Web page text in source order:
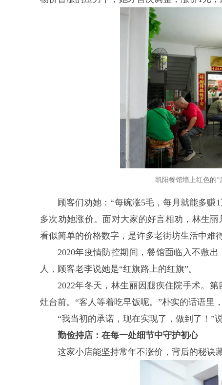
凯阳餐馆墙上红色的“
顾客们劝她：“每碗涨5毛，每月就能多赚
多次劝她涨价。面对大家的好言相劝，林生
看似简单的价格数字，是许多老街坊生活中难
2020年疫情防控期间，餐馆面临入不敷
人，顾客老李说她是“红旗路上的红旗”。
2022年冬天，林生丽因腿疾住院手术。
灶台前。“客人等着吃早饭呢。”朴实的话语里
“我当初的承诺，现在实现了，做到了！”
勤俭持店：在每一处细节中守护初心
这家小店能坚持常年不涨价，背后的秘诀